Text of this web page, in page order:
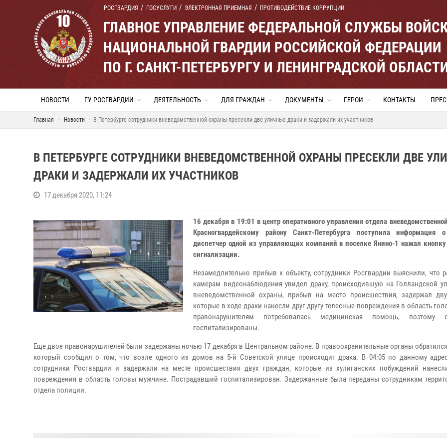
РОСГВАРДИЯ ГОСУСЛУГИ ЭЛЕКТРОННАЯ ПРИЕМНАЯ ПРОТИВОДЕЙСТВИЕ КОРРУПЦИИ
ГЛАВНОЕ УПРАВЛЕНИЕ ФЕДЕРАЛЬНОЙ СЛУЖБЫ
НАЦИОНАЛЬНОЙ ГВАРДИИ РОССИЙСКОЙ ФЕДЕРАЦИИ
ПО Г. САНКТ-ПЕТЕРБУРГУ И ЛЕНИНГРАДСКОЙ
НОВОСТИ ГУ РОСГВАРДИИ ДЕЯТЕЛЬНОСТЬ ДЛЯ ГРАЖДАН ДОКУМЕНТЫ ГЕРОИ КОНТАКТЫ
Главная Новости В Петербурге сотрудники вневедомственной охраны пресекли две уличные драки и задержали их участников
В ПЕТЕРБУРГЕ СОТРУДНИКИ ВНЕВЕДОМСТВЕННОЙ ОХРАНЫ ПРЕСЕКЛИ ДВЕ
ДРАКИ И ЗАДЕРЖАЛИ ИХ УЧАСТНИКОВ
17 декабря 2020, 11:24
16 декабря в 19:01 в центр оперативного управления отдела
Красногвардейскому району Санкт-Петербурга поступила
диспетчер одной из управляющих компаний в поселке Янино-1 нажал
сигнализации.
Незамедлительно прибыв к объекту, сотрудники Росгвардии выяснили, что
камерам видеонаблюдения увидел драку, происходившую на Голландской
вневедомственной охраны, прибыв на место происшествия, задержал
которые в ходе драки нанесли друг другу телесные повреждения в область
правонарушителям потребовалась медицинская помощь,
госпитализированы.
Еще двое правонарушителей были задержаны ночью 17 декабря в Центральном районе. В правоохранительные органы
который сообщил о том, что возле одного из домов на 5-й Советской улице происходит драка. В 04:05 по данному
сотрудники Росгвардии и задержали на месте происшествия двух граждан, которые из хулиганских побуждений
повреждения в область головы мужчине. Пострадавший госпитализирован. Задержанные была переданы сотрудникам
отдела полиции.